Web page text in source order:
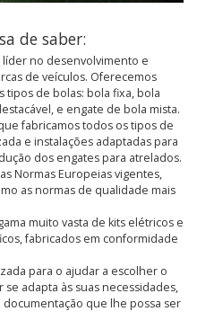
de saber:
no desenvolvimento e
de veículos. Oferecemos
de bolas: bola fixa, bola
e engate de bola mista.
fabricamos todos os tipos de
e instalações adaptadas para
dos engates para atrelados.
Normas Europeias vigentes,
as normas de qualidade mais
muito vasta de kits elétricos e
fabricados em conformidade
para o ajudar a escolher o
adapta às suas necessidades,
que lhe possa ser